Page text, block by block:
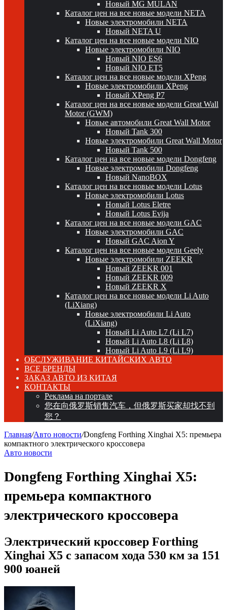
Новый MG MULAN
Каталог цен на все новые модели NETA
Новые электромобили NETA
Новый NETA U
Каталог цен на все новые модели NIO
Новые электромобили NIO
Новый NIO ES6
Новый NIO ET5
Каталог цен на все новые модели XPeng
Новые электромобили XPeng
Новый XPeng P7
Каталог цен на все новые модели Great Wall
Motor (GWM)
Новые автомобили Great Wall Motor
Новый Tank 300
Новые электромобили Great Wall Motor
Новый Tank 500
Каталог цен на все новые модели Dongfeng
Новые электромобили Dongfeng
Новый NanoBOX
Каталог цен на все новые модели Lotus
Новые электромобили Lotus
Новый Lotus Eletre
Новый Lotus Evija
Каталог цен на все новые модели GAC
Новые электромобили GAC
Новый GAC Aion Y
Каталог цен на все новые модели Geely
Новые электромобили ZEEKR
Новый ZEEKR 001
Новый ZEEKR 009
Новый ZEEKR X
Каталог цен на все новые модели Li Auto
(LiXiang)
Новые электромобили Li Auto
(LiXiang)
Новый Li Auto L7 (Li L7)
Новый Li Auto L8 (Li L8)
Новый Li Auto L9 (Li L9)
ОБСЛУЖИВАНИЕ КИТАЙСКИХ АВТО
ВСЕ БРЕНДЫ
ЗАКАЗ АВТО ИЗ КИТАЯ
КОНТАКТЫ
Реклама на портале
您在向俄罗斯销售汽车，但俄罗斯买家却找不到
您？
Главная/Авто новости/Dongfeng Forthing Xinghai X5: премьера
компактного электрического кроссовера
Авто новости
Dongfeng Forthing Xinghai X5:
премьера компактного
электрического кроссовера
Электрический кроссовер Forthing
Xinghai X5 с запасом хода 530 км за 151
900 юаней